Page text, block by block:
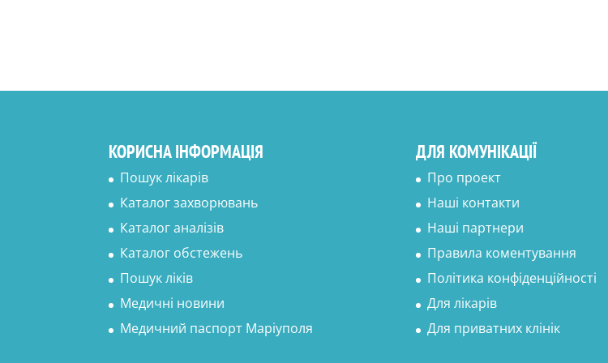
КОРИСНА ІНФОРМАЦІЯ
Пошук лікарів
Каталог захворювань
Каталог аналізів
Каталог обстежень
Пошук ліків
Медичні новини
Медичний паспорт Маріуполя
ДЛЯ КОМУНІКАЦІЇ
Про проект
Наші контакти
Наші партнери
Правила коментування
Політика конфіденційності
Для лікарів
Для приватних клінік